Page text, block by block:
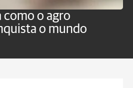
como o agro
o mundo